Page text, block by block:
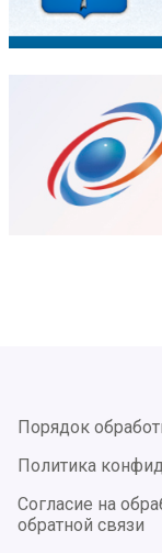
Порядок
Политика
Согласие на
обратной связи